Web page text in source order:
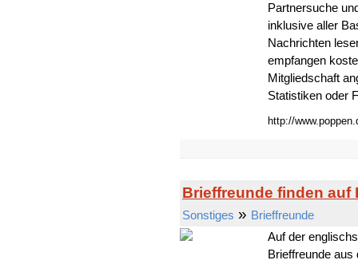
Partnersuche
inklusive aller
Nachrichten
empfangen
Mitgliedschaft
Statistiken oder
http://
Brieffreunde finden auf
Sonstiges » Brieffreunde
Auf der
Brieffreunde aus